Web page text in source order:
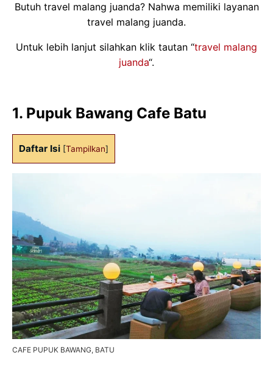
Butuh travel malang juanda? Nahwa memiliki layanan
travel malang juanda.
Untuk lebih lanjut silahkan klik tautan “travel malang
juanda“.
1. Pupuk Bawang Cafe Batu
Daftar Isi [Tampilkan]
CAFE PUPUK BAWANG, BATU